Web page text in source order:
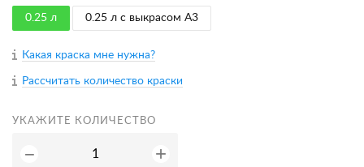
0.25 л 0.25 л с выкрасом A3
Какая краска мне нужна?
Рассчитать количество краски
УКАЖИТЕ КОЛИЧЕСТВО
− +